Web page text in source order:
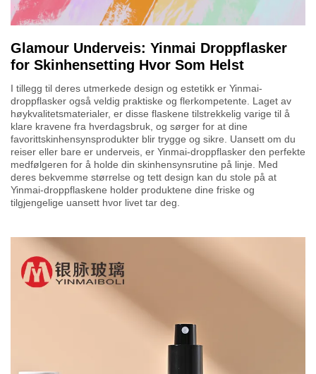
Glamour Underveis: Yinmai Droppflasker
for Skinhensetting Hvor Som Helst
I tillegg til deres utmerkede design og estetikk er Yinmai-
droppflasker også veldig praktiske og flerkompetente. Laget av
høykvalitetsmaterialer, er disse flaskene tilstrekkelig varige til å
klare kravene fra hverdagsbruk, og sørger for at dine
favorittskinhensynsprodukter blir trygge og sikre. Uansett om du
reiser eller bare er underveis, er Yinmai-droppflasker den perfekte
medfølgeren for å holde din skinhensynsrutine på linje. Med
deres bekvemme størrelse og tett design kan du stole på at
Yinmai-droppflaskene holder produktene dine friske og
tilgjengelige uansett hvor livet tar deg.